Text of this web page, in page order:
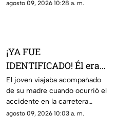
Veracruz
tractocamión en la carretera
agosto 09, 2026 10:28 a. m.
¡YA FUE
IDENTIFICADO! Él era
el joven que falleció
mientras viajaba con
su madre en carretera
de Veracruz
El joven viajaba acompañado
de su madre cuando ocurrió el
accidente en la carretera
Tierra Blanca-Las Tinajas;
agosto 09, 2026 10:03 a. m.